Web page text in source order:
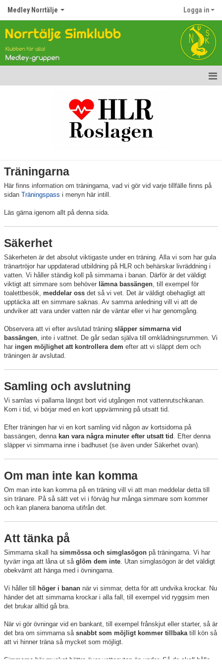
Medley Norrtälje Logga in
Träningarna
Träningarna
Här finns information om träningarna, vad vi gör vid varje tillfälle finns på
sidan Träningspass i menyn här intill.
Läs gärna igenom allt på denna sida.
Säkerhet
Säkerheten är det absolut viktigaste under en träning. Alla vi som har gula
tränartröjor har uppdaterad utbildning på HLR och behärskar livräddning i
vatten. Vi håller ständig koll på simmarna i banan. Därför är det väldigt
viktigt att simmare som behöver lämna bassängen, till exempel för
toalettbesök, meddelar oss det så vi vet. Det är väldigt obehagligt att
upptäcka att en simmare saknas. Av samma anledning vill vi att de
undviker att vara under vatten när de väntar eller vi har genomgång.
Observera att vi efter avslutad träning släpper simmarna vid
bassängen, inte i vattnet. De går sedan själva till omklädningsrummen. Vi
har ingen möjlighet att kontrollera dem efter att vi släppt dem och
träningen är avslutad.
Samling och avslutning
Vi samlas vi pallarna längst bort vid utgången mot vattenrutschkanan.
Kom i tid, vi börjar med en kort uppvärmning på utsatt tid.
Efter träningen har vi en kort samling vid någon av kortsidorna på
bassängen, denna kan vara några minuter efter utsatt tid . Efter denna
släpper vi simmarna inne i badhuset (se även under Säkerhet ovan).
Om man inte kan komma
Om man inte kan komma på en träning vill vi att man meddelar detta till
sin tränare. På så sätt vet vi i förväg hur många simmare som kommer
och kan planera banorna utifrån det.
Att tänka på
Simmarna skall ha simmössa och simglasögon på träningarna. Vi har
tyvärr inga att låna ut så glöm dem inte. Utan simglasögon är det väldigt
obekvämt att hänga med i övningarna.
Vi håller till höger i banan när vi simmar, detta för att undvika krockar. Nu
händer det att simmarna krockar i alla fall, till exempel vid ryggsim men
det brukar alltid gå bra.
När vi gör övningar vid en bankant, till exempel frånskjut eller starter, så är
det bra om simmarna så snabbt som möjligt kommer tillbakatill kön så
att vi hinner träna så mycket som möjligt.
Simmarna hör mycket bättre över vattenytan än under. Så de skall hålla